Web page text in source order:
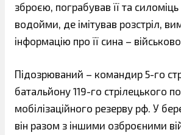
зброєю, пограбував її та силоміць
водойми, де імітував розстріл,
інформацію про її сина –
Підозрюваний – командир 5-го
батальйону 119-го стрілецького
мобілізаційного резерву рф. У
він разом з іншими озброєними